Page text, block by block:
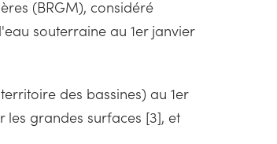
(BRGM), considéré
souterraine au 1er janvier
des bassines) au 1er
les grandes surfaces [3], et